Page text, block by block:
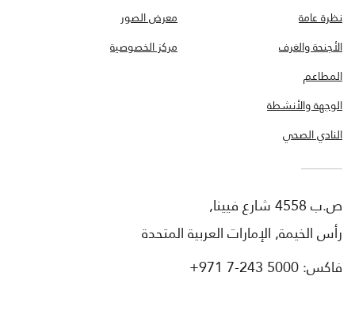
نظرة عامة
الأجنحة والغرف
المطاعم
الوجهة والأنشطة
النادي الصحي
معرض الصور
مركز الخصوصية
ص.ب 4558 شارع فيينا,
رأس الخيمة, الإمارات العربية المتحدة
فاكس:+971 7-243 5000